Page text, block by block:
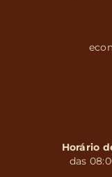
Horário
das